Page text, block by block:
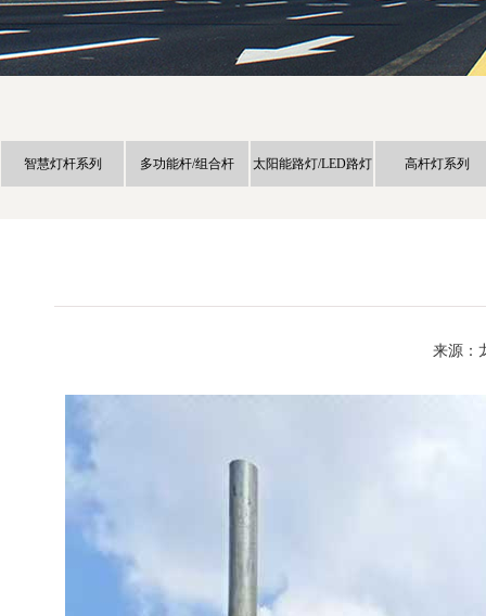
智慧灯杆系列 多功能杆/组合杆 太阳能路灯/LED路灯 高杆灯系列
来源